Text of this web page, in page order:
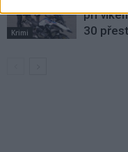
Krimi
při
30